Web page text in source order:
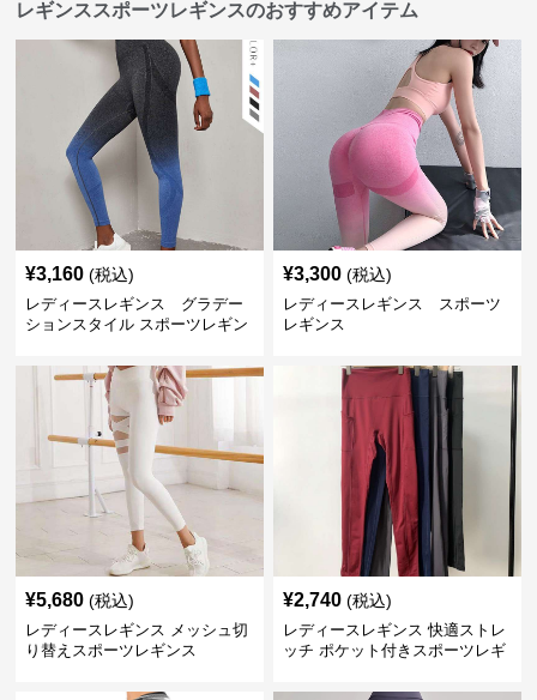
レギンススポーツレギンスのおすすめアイテム
¥3,160 (税込)
レディースレギンス グラデー
ションスタイル スポーツレギン
¥3,300 (税込)
レディースレギンス スポーツ
レギンス
¥5,680 (税込)
レディースレギンス メッシュ切
り替えスポーツレギンス
¥2,740 (税込)
レディースレギンス 快適ストレ
ッチ ポケット付きスポーツレギ